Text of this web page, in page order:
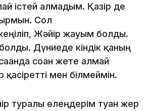
істей алмадым. Қазір де
Сол
Жәйір жауым болды.
Дүниеде кіндік қаның
соған жете алмай
мен білмеймін.
туралы өлеңдерім туған жер